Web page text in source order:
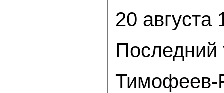
20
Последний
Тимофеев-